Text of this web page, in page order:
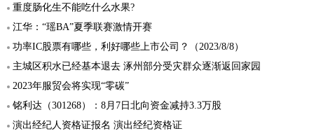
重度肠化生不能吃什么水果?
江华：“瑶BA”夏季联赛激情开赛
功率IC股票有哪些，利好哪些上市公司？（2023/8/8）
主城区积水已经基本退去 涿州部分受灾群众逐渐返回家园
2023年服贸会将实现“零碳”
铭利达（301268）：8月7日北向资金减持3.3万股
演出经纪人资格证报名 演出经纪资格证